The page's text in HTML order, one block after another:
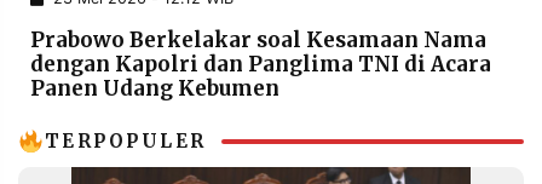
IKLAN
PENGADUAN TERM
OF
SERVICE
Prabowo Berkelakar soal Kesamaan Nama
dengan Kapolri dan Panglima TNI di Acara
Panen Udang Kebumen
TERPOPULER